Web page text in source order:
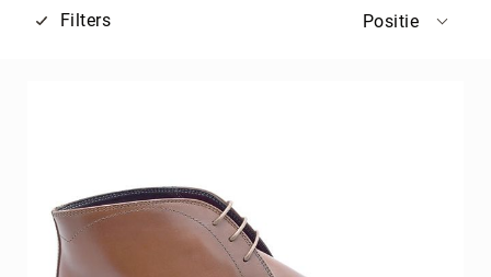
Filters Positie